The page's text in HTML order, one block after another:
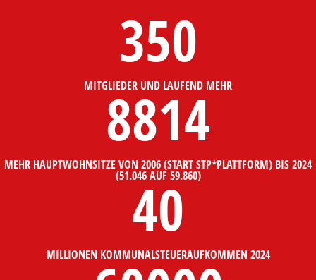
350
MITGLIEDER UND LAUFEND MEHR
8814
MEHR HAUPTWOHNSITZE VON 2006 (START STP*PLATTFORM) BIS 2024
(51.046 AUF 59.860)
40
MILLIONEN KOMMUNALSTEUERAUFKOMMEN 2024